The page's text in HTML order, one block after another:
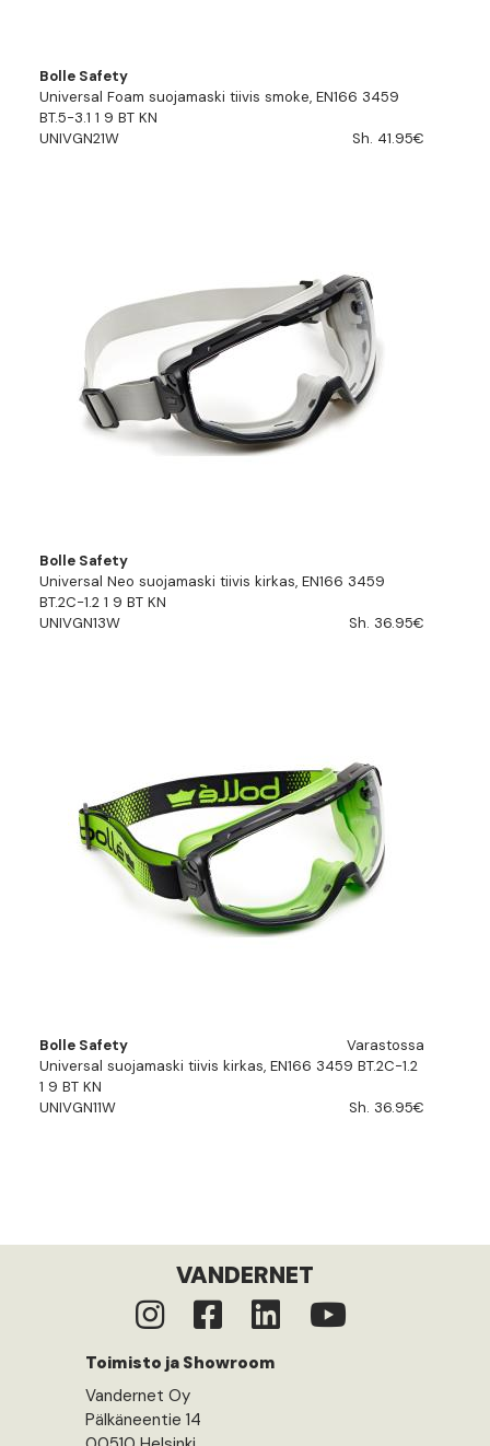
Bolle Safety
Universal Foam suojamaski tiivis smoke, EN166 3459
BT.5-3.1 1 9 BT KN
UNIVGN21W
Sh. 41.95€
Bolle Safety
Universal Neo suojamaski tiivis kirkas, EN166 3459
BT.2C-1.2 1 9 BT KN
UNIVGN13W
Sh. 36.95€
Bolle Safety
Varastossa
Universal suojamaski tiivis kirkas, EN166 3459 BT.2C-1.2
1 9 BT KN
UNIVGN11W
Sh. 36.95€
VANDERNET
Toimisto ja Showroom
Vandernet Oy
Pälkäneentie 14